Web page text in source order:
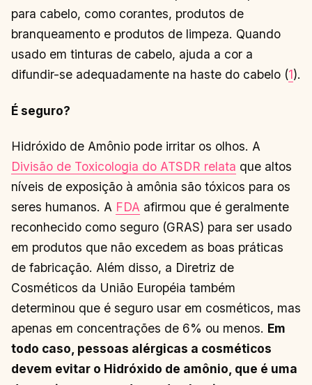
para cabelo, como corantes, produtos de
branqueamento e produtos de limpeza. Quando
usado em tinturas de cabelo, ajuda a cor a
difundir-se adequadamente na haste do cabelo (1).
É seguro?
Hidróxido de Amônio pode irritar os olhos. A
Divisão de Toxicologia do ATSDR relata que altos
níveis de exposição à amônia são tóxicos para os
seres humanos. A FDA afirmou que é geralmente
reconhecido como seguro (GRAS) para ser usado
em produtos que não excedem as boas práticas
de fabricação. Além disso, a Diretriz de
Cosméticos da União Européia também
determinou que é seguro usar em cosméticos, mas
apenas em concentrações de 6% ou menos. Em
todo caso, pessoas alérgicas a cosméticos
devem evitar o Hidróxido de amônio, que é uma